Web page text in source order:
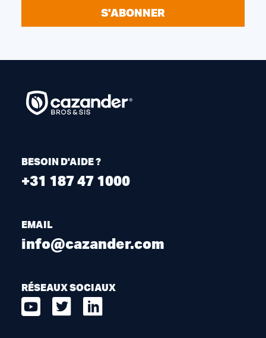
S'ABONNER
BESOIN D'AIDE ?
+31 187 47 1000
EMAIL
info@cazander.com
RÉSEAUX SOCIAUX